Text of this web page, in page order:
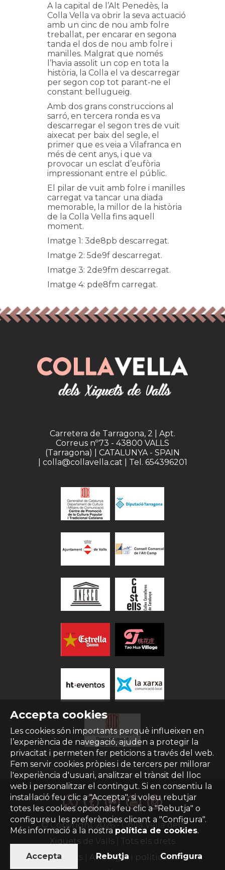
A la capital de l’Alt Penedès, la
Colla Vella va obrir la seva actuació
amb un cinc de nou amb folre
treballat, per encarar en segona
tanda el dos de nou amb folre i
manilles. Malgrat que només
l’havia assolit un cop en tota la
història, la Colla el va descarregar
per segon cop tot parant-ne el
constant bellugueig.
Amb dos grans construccions al
sarró, en tercera ronda es va
descarregar el segon tres de vuit
aixecat per baix del segle, el
primer que es veia a Vilafranca en
més de cent anys, i que va
provocar un esclat d’eufòria
impressionant entre el públic.
El pilar de vuit amb folre i manilles
carregat va tancar una diada
memorable, la millor de la història
de la Colla Vella fins aquell
moment.
Imatge 1: 3de8pb descarregat.
Imatge 2: 5de9f descarregat.
Imatge 3: 2de9fm descarregat.
Imatge 4: pde8fm carregat.
Accepta cookies
Les cookies són importants perquè influeixen en
l’experiència de navegació, ajuden a protegir la
privacitat i permeten fer peticions a través del web.
Fem servir cookies pròpies i de tercers per millorar
l'experiència d'usuari, analitzar el trànsit del lloc
web i personalitzar el contingut. Si en consentiu la
instal·lació feu clic a "Accepta", si voleu rebutjar
totes les cookies opcionals feu clic a "Rebutja" o
configureu les preferències clicant a "Configura".
Més informació a la nostrapolítica de cookies.
Accepta Rebutja Configura
Carretera de Tarragona, 2 | Apt.
Correus nº73 - 43800 VALLS
(Tarragona) | CATALUNYA - SPAIN
| colla@collavella.cat | Tel. 654396201
© Copyright2026- Colla Vella dels
Xiquets de Valls | Tots els drets
reservats | Avís legal i política de